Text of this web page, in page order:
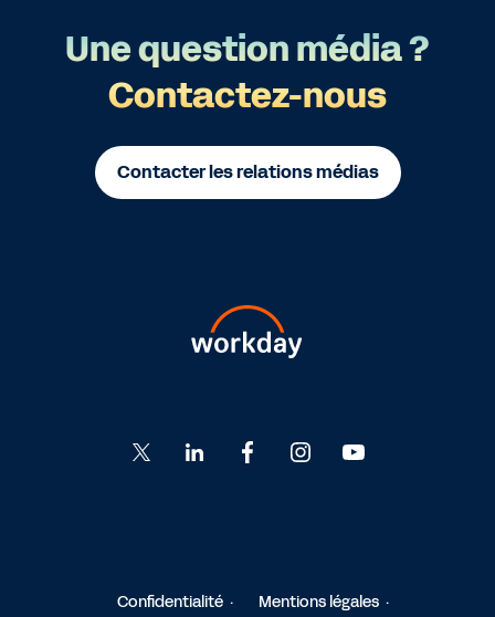
Une question média ?
Contactez-nous
Contacter les relations médias
Go
to
to
Go
to
Go
to
to
Confidentialité Mentions légales